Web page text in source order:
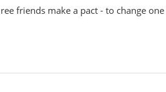
friends make a pact - to change